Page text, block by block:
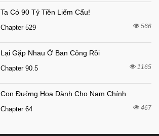
Ta Có 90 Tỷ Tiền Liếm Cẩu!
Chapter 529 566
Lại Gặp Nhau Ở Ban Công Rồi
Chapter 90.5 1165
Con Đường Hoa Dành Cho Nam Chính
Chapter 64 467